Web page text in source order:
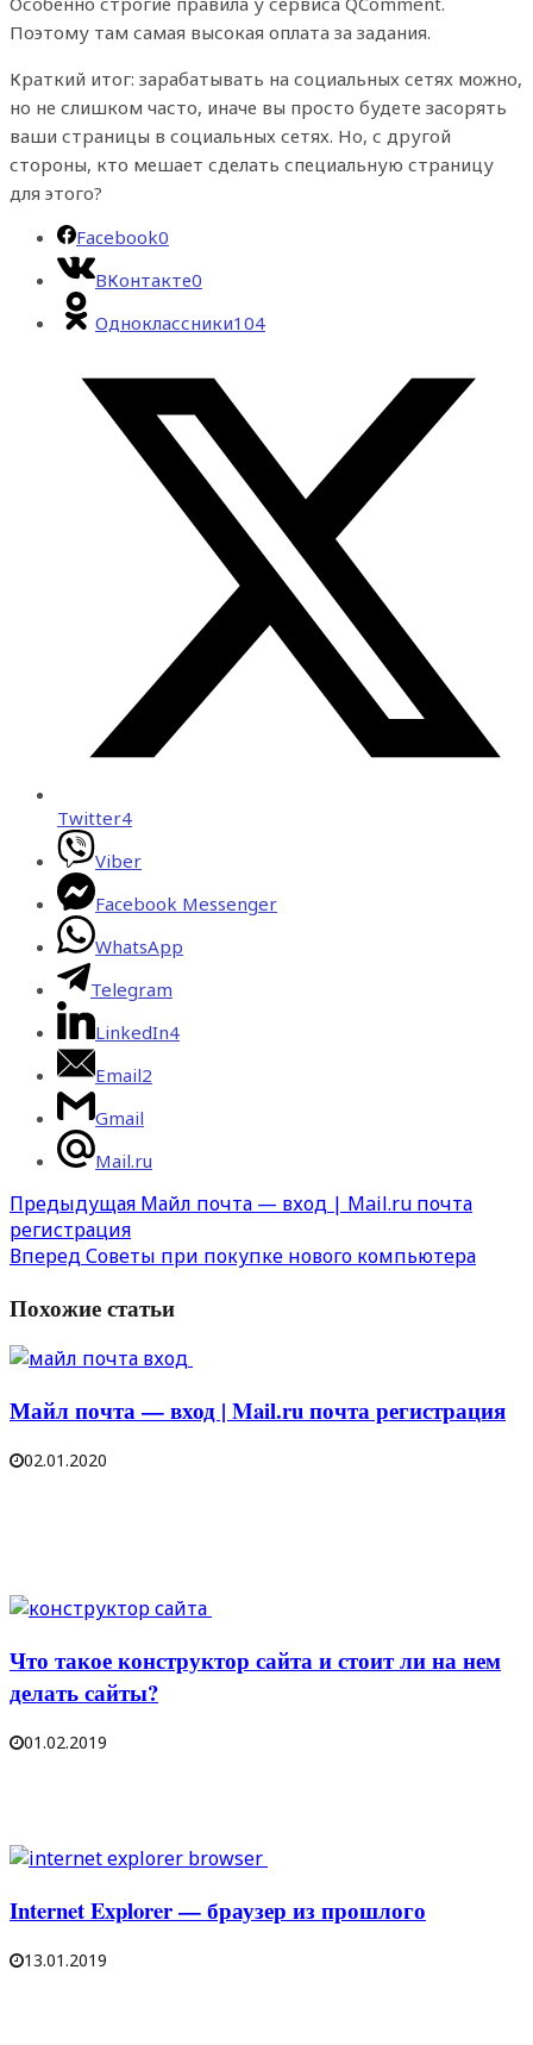
Поэтому там самая высокая оплата за задания.
Краткий итог: зарабатывать на социальных сетях можно,
но не слишком часто, иначе вы просто будете засорять
ваши страницы в социальных сетях. Но, с другой
стороны, кто мешает сделать специальную страницу
для этого?
Facebook0
ВКонтакте0
Одноклассники104
Twitter4
Viber
Facebook Messenger
WhatsApp
Telegram
LinkedIn4
Email2
Gmail
Mail.ru
Предыдущая Майл почта — вход | Mail.ru почта
регистрация
ВпередСоветы при покупке нового компьютера
Похожие статьи
Майл почта — вход | Mail.ru почта регистрация
02.01.2020
Что такое конструктор сайта и стоит ли на нем
делать сайты?
01.02.2019
Internet Explorer — браузер из прошлого
13.01.2019